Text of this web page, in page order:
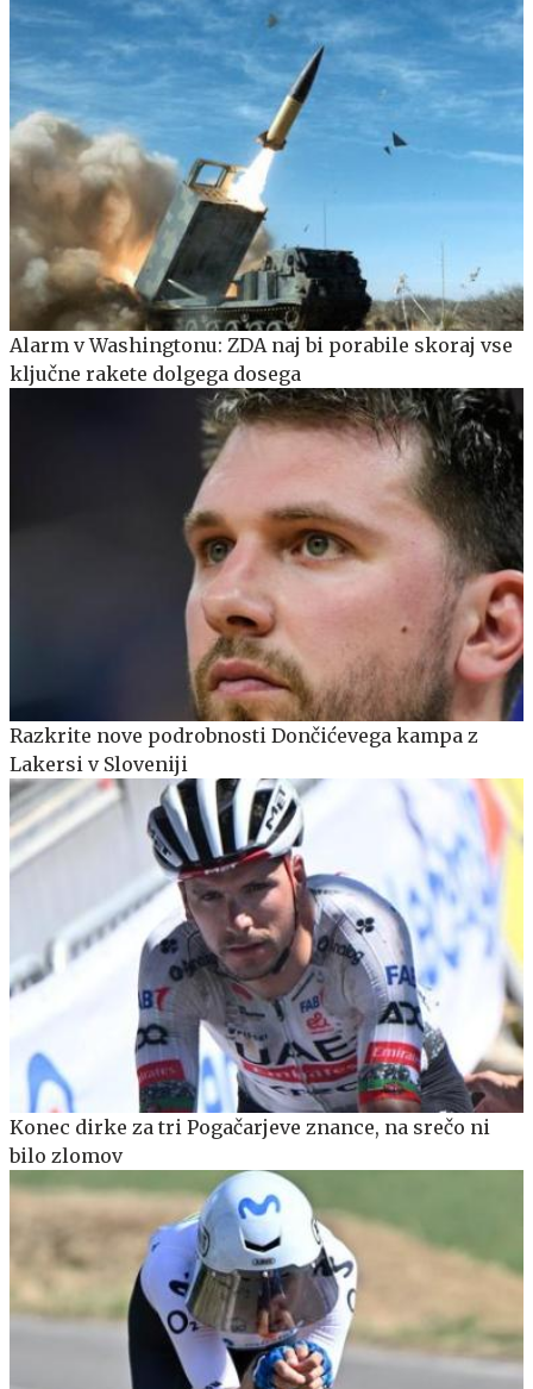
Alarm v Washingtonu: ZDA naj bi porabile skoraj vse
ključne rakete dolgega dosega
Razkrite nove podrobnosti Dončićevega kampa z
Lakersi v Sloveniji
Konec dirke za tri Pogačarjeve znance, na srečo ni
bilo zlomov